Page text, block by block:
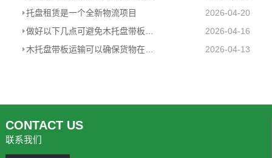
托盘租赁是一个全新物流项目
2026-04-20
2026-04-16
2026-04-13
CONTACT US
联系我们